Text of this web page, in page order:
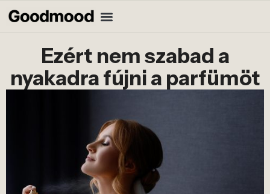
Ezért nem szabad a
nyakadra fújni a parfümöt